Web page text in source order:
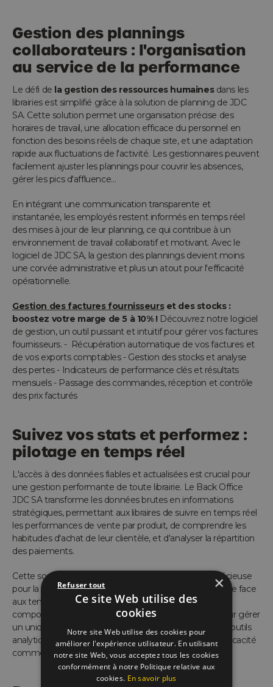
Gestion des plannings
collaborateurs : l'organisation
au service de la performance
Le défi de la gestion des ressources humainesdans les
librairies est simplifié grâce à la solution de planning de JDC
SA. Cette solution permet une organisation précise des
horaires de travail, une allocation efficace du personnel en
fonction des besoins réels de chaque site, et une adaptation
rapide aux fluctuations de l'activité. Les gestionnaires peuvent
facilement ajuster les plannings pour couvrir les absences,
gérer les pics d'affluence…
En intégrant une communication transparente et
instantanée, les employés restent informés en temps réel
des mises à jour de leur planning, ce qui contribue à un
environnement de travail collaboratif et motivant. Avec le
logiciel de JDC SA, la gestion des plannings devient moins
une corvée administrative et plus un atout pour l'efficacité
opérationnelle.
Gestion des factures fournisseurset des stocks :
boostez votre marge de 5 à 10% !Découvrez notre logiciel
de gestion, un outil puissant et intuitif pour gérer vos factures
fournisseurs. - Récupération automatique de vos factures et
de vos exports comptables - Gestion des stocks et analyse
des pertes - Indicateurs de performance clés et résultats
mensuels - Passage des commandes, réception et contrôle
des prix facturés
Suivez vos stats et performez :
pilotage en temps réel
L'accès à des données fiables et actualisées est crucial pour
une gestion performante de toute librairie. Le Back Office
JDC SA transforme les données brutes en informations
stratégiques, permettant aux libraires de suivre en temps réel
les performances de vente par produit, de comprendre les
habitudes d'achat de leur clientèle, et d'analyser la répartition
des paiements.
Cette source d'informations précises est une aide précieuse
pour la prise de décision, favorisant une réactivité accrue face
aux tendances changeantes du marché et aux
comportements des consommateurs. Que ce soit pour gérer
un unique point de vente ou un réseau de librairies, les outils
analytiques de JDC SA sont conçus pour optimiser l'efficacité
commerciale et la rentabilité.
×
Ce site Web utilise des
cookies
Notre site Web utilise des cookies pour
améliorer l'expérience utilisateur. En utilisant
notre site Web, vous acceptez tous les cookies
conformément à notre Politique relative aux
cookies. En savoir plus
Refuser tout